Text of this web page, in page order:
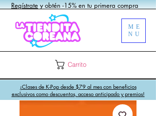
Regístratey obtén -15% en tu primera compra
ME
NU
Carrito
¡Clases de K-Pop desde $79 al mes con beneficios
exclusivos como descuentos, acceso anticipado y premios!